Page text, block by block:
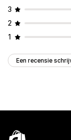
3
2
1
Een recensie